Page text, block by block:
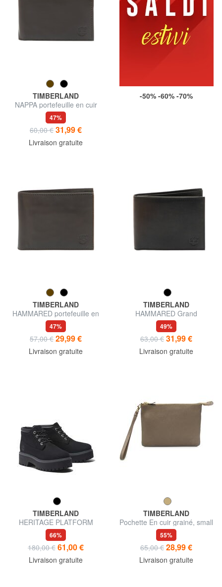
TIMBERLAND
NAPPA portefeuille en cuir
47%
60,00 € 31,99 €
Livraison gratuite
-50% -60% -70%
TIMBERLAND
HAMMARED portefeuille en
cuir
47%
57,00 € 29,99 €
Livraison gratuite
TIMBERLAND
HAMMARED Grand
portefeuille en cuir
49%
63,00 € 31,99 €
Livraison gratuite
TIMBERLAND
HERITAGE PLATFORM
Bottine en nubuck
66%
180,00 € 61,00 €
Livraison gratuite
TIMBERLAND
Pochette En cuir grainé, small
55%
65,00 € 28,99 €
Livraison gratuite